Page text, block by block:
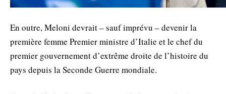
En outre, Meloni devrait – sauf imprévu – devenir la
première femme Premier ministre d’Italie et le chef du
premier gouvernement d’extrême droite de l’histoire du
pays depuis la Seconde Guerre mondiale.